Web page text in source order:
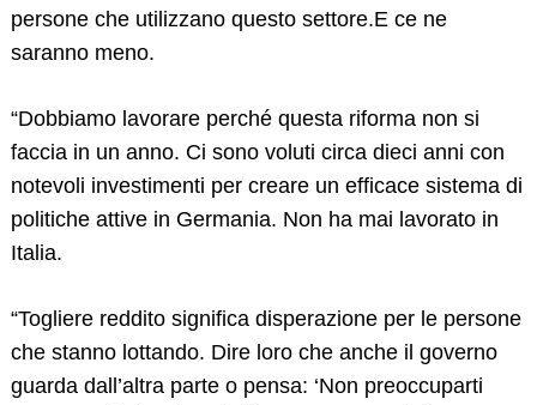
persone che utilizzano questo settore.E ce ne
saranno meno.
“Dobbiamo lavorare perché questa riforma non si
faccia in un anno. Ci sono voluti circa dieci anni con
notevoli investimenti per creare un efficace sistema di
politiche attive in Germania. Non ha mai lavorato in
Italia.
“Togliere reddito significa disperazione per le persone
che stanno lottando. Dire loro che anche il governo
guarda dall’altra parte o pensa: ‘Non preoccuparti